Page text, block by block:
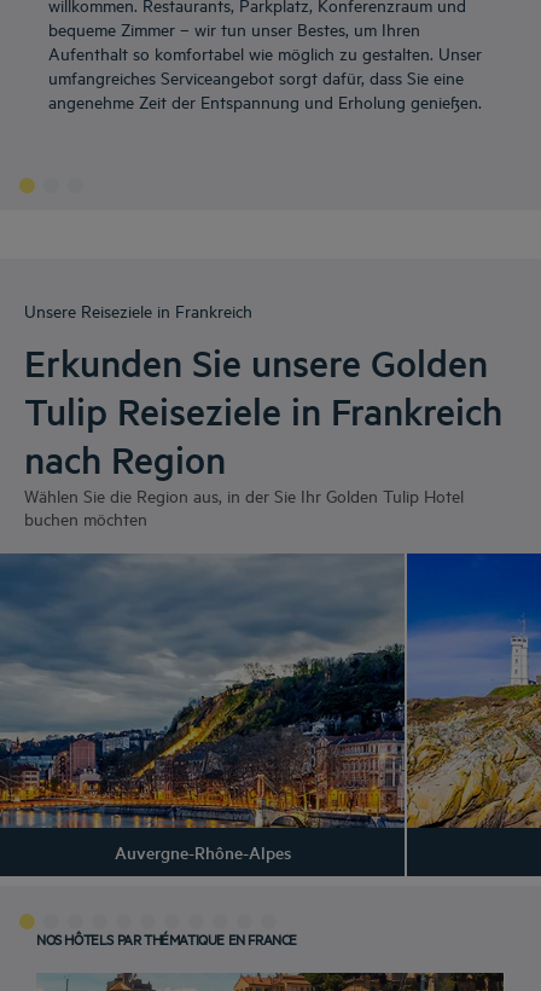
bequeme Zimmer – wir tun unser Bestes, um Ihren
Aufenthalt so komfortabel wie möglich zu gestalten. Unser
umfangreiches Serviceangebot sorgt dafür, dass Sie eine
angenehme Zeit der Entspannung und Erholung genießen.
Unsere Reiseziele in Frankreich
Erkunden Sie unsere Golden
Tulip Reiseziele in Frankreich
nach Region
Wählen Sie die Region aus, in der Sie Ihr Golden Tulip Hotel
buchen möchten
Auvergne-Rhône-Alpes
NOS HÔTELS PAR THÉMATIQUE EN FRANCE